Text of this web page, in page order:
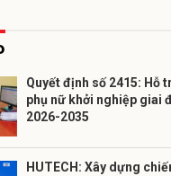
Quyết định số 2415: Hỗ
phụ nữ khởi nghiệp giai
2026-2035
HUTECH: Xây dựng